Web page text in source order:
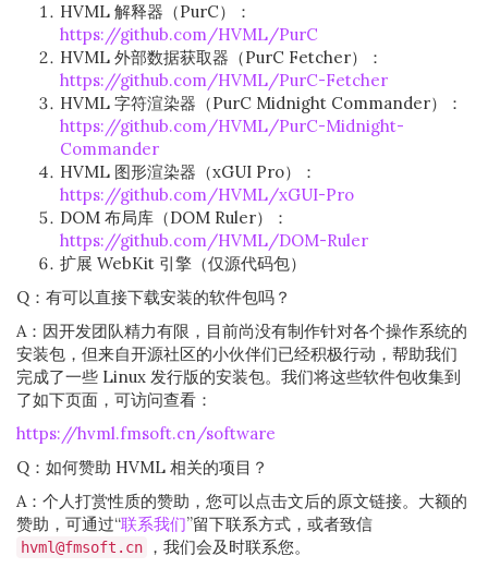
HVML 解释器（PurC）：
https://github.com/HVML/PurC
HVML 外部数据获取器（PurC Fetcher）：
https://github.com/HVML/PurC-Fetcher
HVML 字符渲染器（PurC Midnight Commander）：
https://github.com/HVML/PurC-Midnight-
Commander
HVML 图形渲染器（xGUI Pro）：
https://github.com/HVML/xGUI-Pro
DOM 布局库（DOM Ruler）：
https://github.com/HVML/DOM-Ruler
扩展 WebKit 引擎（仅源代码包）
Q：有可以直接下载安装的软件包吗？
A：因开发团队精力有限，目前尚没有制作针对各个操作系统的
安装包，但来自开源社区的小伙伴们已经积极行动，帮助我们
完成了一些 Linux 发行版的安装包。我们将这些软件包收集到
了如下页面，可访问查看：
https://hvml.fmsoft.cn/software
Q：如何赞助 HVML 相关的项目？
A：个人打赏性质的赞助，您可以点击文后的原文链接。大额的
赞助，可通过“联系我们”留下联系方式，或者致信
hvml@fmsoft.cn ，我们会及时联系您。